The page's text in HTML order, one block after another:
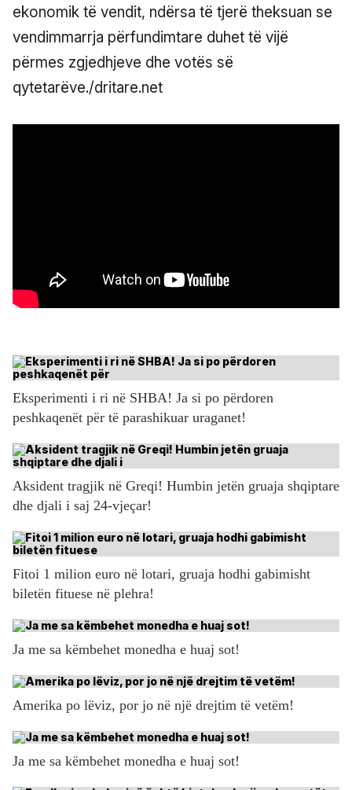
ekonomik të vendit, ndërsa të tjerë theksuan se
vendimmarrja përfundimtare duhet të vijë
përmes zgjedhjeve dhe votës së
qytetarëve./dritare.net
Eksperimenti i ri në SHBA! Ja si po përdoren
peshkaqenët për të parashikuar uraganet!
Aksident tragjik në Greqi! Humbin jetën gruaja shqiptare
dhe djali i saj 24-vjeçar!
Fitoi 1 milion euro në lotari, gruaja hodhi gabimisht
biletën fituese në plehra!
Ja me sa këmbehet monedha e huaj sot!
Amerika po lëviz, por jo në një drejtim të vetëm!
Ja me sa këmbehet monedha e huaj sot!